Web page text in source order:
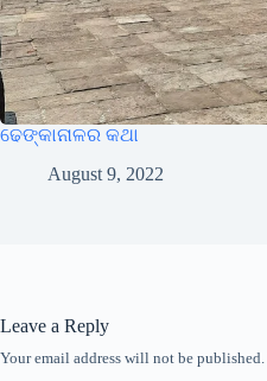
ଢେଙ୍କାନାଳର କଥା
August 9, 2022
Leave a Reply
Your email address will not be published.